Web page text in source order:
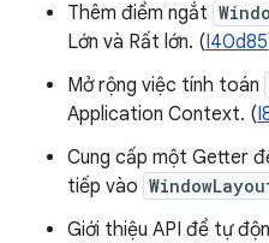
Thêm điểm ngắt
Lớn và Rất lớn. (I40d85
Mở rộng việc tính toán
Application Context. (
Cung cấp một Getter
tiếp vào
Giới thiệu API để tự